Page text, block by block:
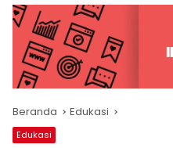
Beranda Edukasi
Edukasi